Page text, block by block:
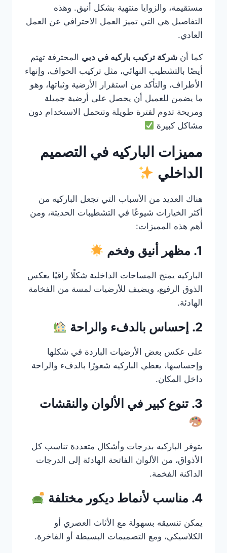
مستقيمة، والزوايا منتهية بشكل أنيق. وهذه
التفاصيل هي التي تميز العمل الاحترافي عن العمل
العادي.
كما أن شركة تركيب باركيه في دبي المحترفة تهتم
أيضًا بالتشطيب النهائي، مثل تركيب الحواف، وإنهاء
الأطراف، والتأكد من استقرار الأرضية وثباتها، وهو
ما يضمن للعميل أن يحصل على أرضية جميلة
ومريحة تدوم لفترة طويلة وتتحمل الاستخدام دون
مشاكل كبيرة
مميزات الباركيه في التصميم
الداخلي
هناك العديد من الأسباب التي تجعل الباركيه من
أكثر الخيارات شيوعًا في التشطيبات الحديثة، ومن
أهم هذه المميزات:
1. مظهر أنيق وفخم
الباركيه يمنح المساحات الداخلية شكلًا راقيًا يعكس
الذوق الرفيع، ويضيف للأرضيات لمسة من الفخامة
الهادئة.
2. إحساس بالدفء والراحة
على عكس بعض الأرضيات الباردة في شكلها
وإحساسها، يعطي الباركيه شعورًا بالدفء والراحة
داخل المكان.
3. تنوع كبير في الألوان والنقشات
يتوفر الباركيه بدرجات وأشكال متعددة تناسب كل
الأذواق، من الألوان الفاتحة الهادئة إلى الدرجات
الداكنة الفخمة.
4. مناسب لأنماط ديكور مختلفة
يمكن تنسيقه بسهولة مع الأثاث العصري أو
الكلاسيكي، ومع التصميمات البسيطة أو الفاخرة.